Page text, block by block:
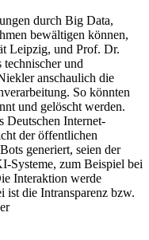
durch Big Data,
bewältigen können,
Leipzig, und Prof. Dr.
und
anschaulich die
So könnten
und gelöscht werden.
Deutschen Internet-
der öffentlichen
generiert, seien der
Systeme, zum Beispiel bei
Interaktion werde
ist die Intransparenz bzw.